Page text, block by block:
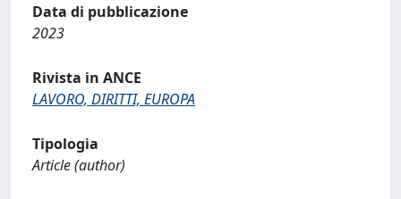
Data di pubblicazione
2023
Rivista in ANCE
LAVORO, DIRITTI, EUROPA
Tipologia
Article (author)